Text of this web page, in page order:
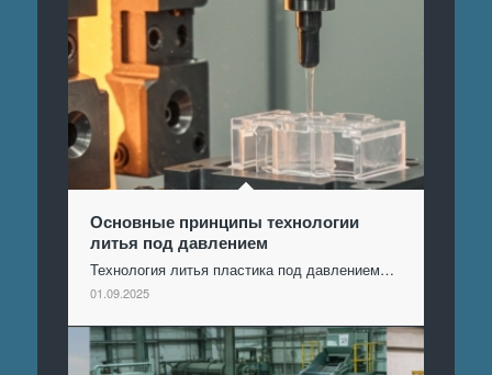
Основные принципы технологии
литья под давлением
Технология литья пластика под давлением…
01.09.2025